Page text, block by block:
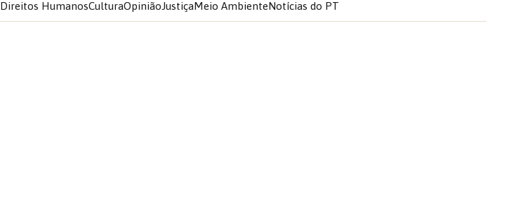
Direitos HumanosCulturaOpiniãoJustiçaMeio AmbienteNotícias do PT